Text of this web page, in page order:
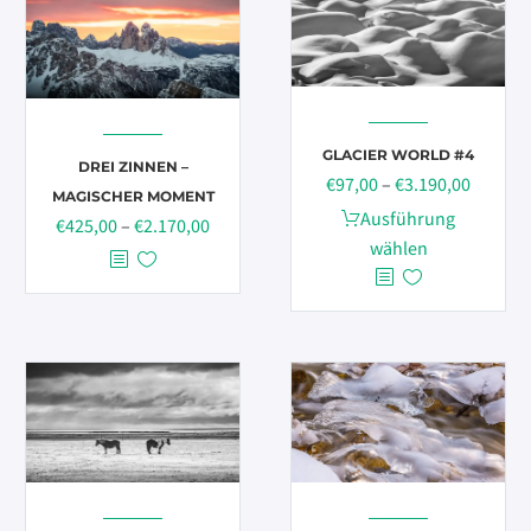
Optionen
können
auf
der
Die
Optionen
können
der
Produktseite
gewählt
werden
DREI ZINNEN –
MAGISCHER MOMENT
€425,00– €2.170,00Preisspanne:
GLACIER WORLD #4
€97,00– €3.190,00
Ausführung
wählen
Dieses
Produkt
weist
mehrere
auf.
Die
Optionen
können
auf
der